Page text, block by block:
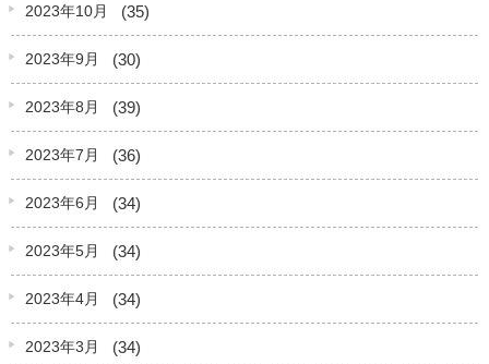
2023年10月 (35)
2023年9月 (30)
2023年8月 (39)
2023年7月 (36)
2023年6月 (34)
2023年5月 (34)
2023年4月 (34)
2023年3月 (34)